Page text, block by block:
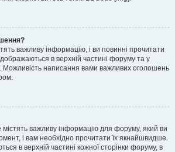
важливу інформацію, і ви повинні прочитати
в верхній частині форуму та у
Можливість написання вами важливих оголошень
важливу інформацію для форуму, який ви
і вам необхідно прочитати їх якнайшвидше.
в верхній частині кожної сторінки форуму, в